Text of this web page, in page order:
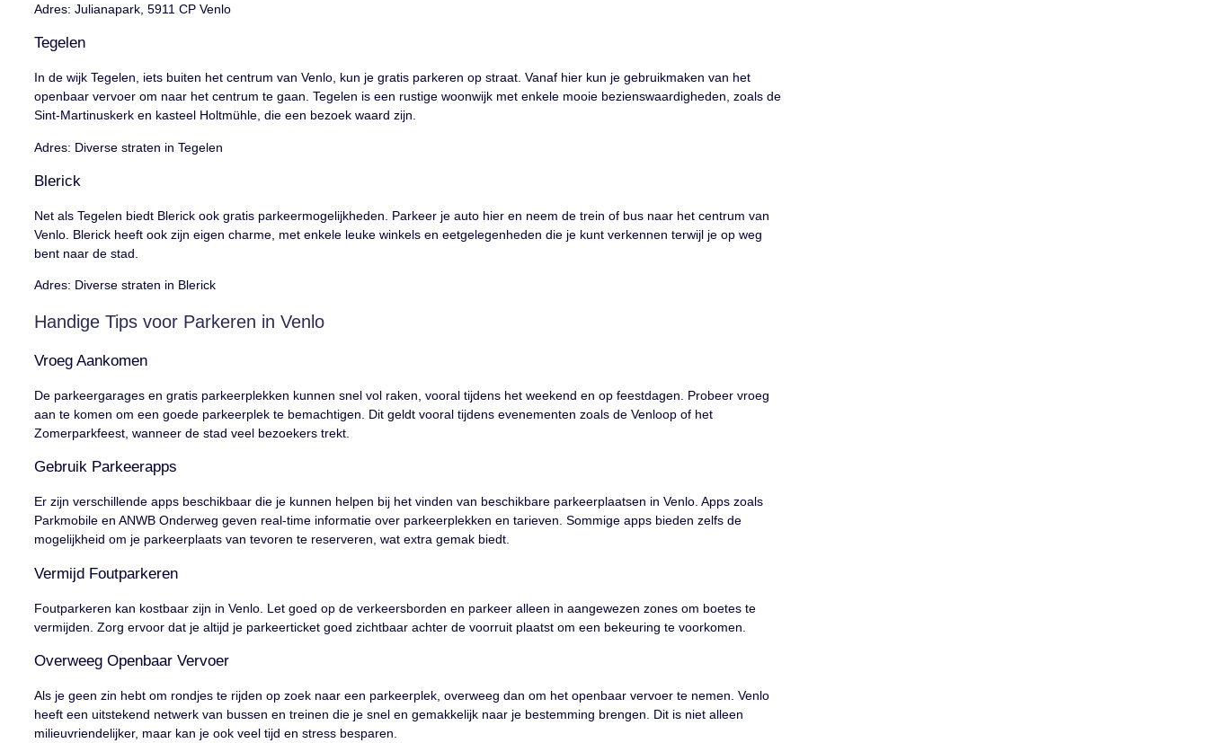
Adres: Julianapark, 5911 CP Venlo
Tegelen
In de wijk Tegelen, iets buiten het centrum van Venlo, kun je gratis parkeren op straat. Vanaf hier kun je gebruikmaken van het
openbaar vervoer om naar het centrum te gaan. Tegelen is een rustige woonwijk met enkele mooie bezienswaardigheden, zoals de
Sint-Martinuskerk en kasteel Holtmühle, die een bezoek waard zijn.
Adres: Diverse straten in Tegelen
Blerick
Net als Tegelen biedt Blerick ook gratis parkeermogelijkheden. Parkeer je auto hier en neem de trein of bus naar het centrum van
Venlo. Blerick heeft ook zijn eigen charme, met enkele leuke winkels en eetgelegenheden die je kunt verkennen terwijl je op weg
bent naar de stad.
Adres: Diverse straten in Blerick
Handige Tips voor Parkeren in Venlo
Vroeg Aankomen
De parkeergarages en gratis parkeerplekken kunnen snel vol raken, vooral tijdens het weekend en op feestdagen. Probeer vroeg
aan te komen om een goede parkeerplek te bemachtigen. Dit geldt vooral tijdens evenementen zoals de Venloop of het
Zomerparkfeest, wanneer de stad veel bezoekers trekt.
Gebruik Parkeerapps
Er zijn verschillende apps beschikbaar die je kunnen helpen bij het vinden van beschikbare parkeerplaatsen in Venlo. Apps zoals
Parkmobile en ANWB Onderweg geven real-time informatie over parkeerplekken en tarieven. Sommige apps bieden zelfs de
mogelijkheid om je parkeerplaats van tevoren te reserveren, wat extra gemak biedt.
Vermijd Foutparkeren
Foutparkeren kan kostbaar zijn in Venlo. Let goed op de verkeersborden en parkeer alleen in aangewezen zones om boetes te
vermijden. Zorg ervoor dat je altijd je parkeerticket goed zichtbaar achter de voorruit plaatst om een bekeuring te voorkomen.
Overweeg Openbaar Vervoer
Als je geen zin hebt om rondjes te rijden op zoek naar een parkeerplek, overweeg dan om het openbaar vervoer te nemen. Venlo
heeft een uitstekend netwerk van bussen en treinen die je snel en gemakkelijk naar je bestemming brengen. Dit is niet alleen
milieuvriendelijker, maar kan je ook veel tijd en stress besparen.